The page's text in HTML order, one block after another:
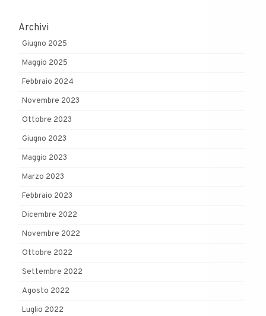
Archivi
Giugno 2025
Maggio 2025
Febbraio 2024
Novembre 2023
Ottobre 2023
Giugno 2023
Maggio 2023
Marzo 2023
Febbraio 2023
Dicembre 2022
Novembre 2022
Ottobre 2022
Settembre 2022
Agosto 2022
Luglio 2022